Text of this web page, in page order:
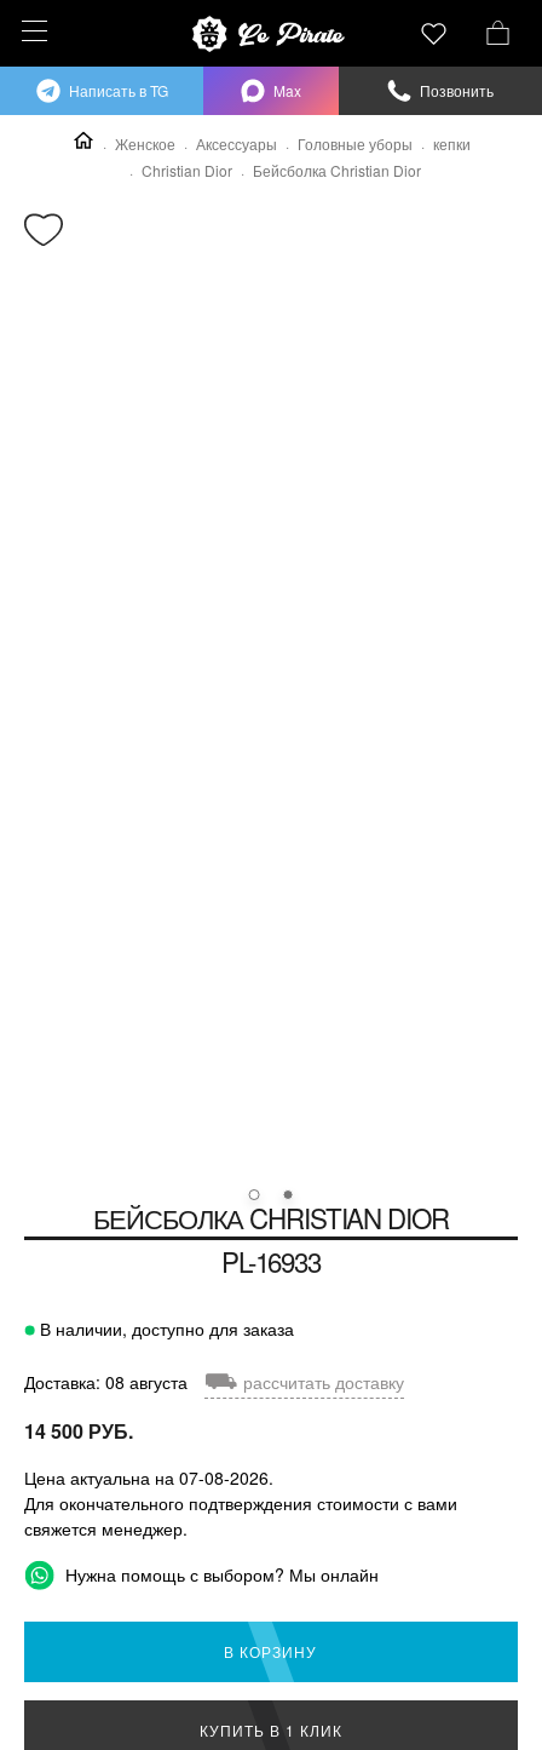
Женское Аксессуары Головные уборы
кепки
Christian Dior
Бейсболка Christian Dior
БЕЙСБОЛКАCHRISTIAN DIOR
PL-16933
В наличии, доступно для заказа
Доставка: 08 августа ⛟ рассчитать доставку
14 500 РУБ.
Цена актуальна на 07-08-2026.
Для окончательного подтверждения стоимости с вами
свяжется менеджер.
Нужна помощь с выбором? Мы онлайн
В КОРЗИНУ
КУПИТЬ В 1 КЛИК
Написать в TG Max Позвонить